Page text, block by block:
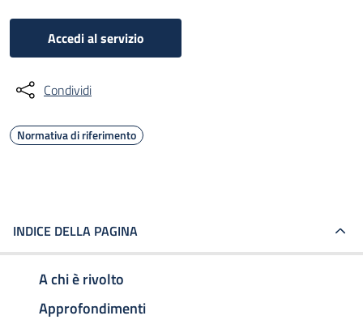
Accedi al servizio
Condividi
Normativa di riferimento
INDICE DELLA PAGINA
A chi è rivolto
Approfondimenti